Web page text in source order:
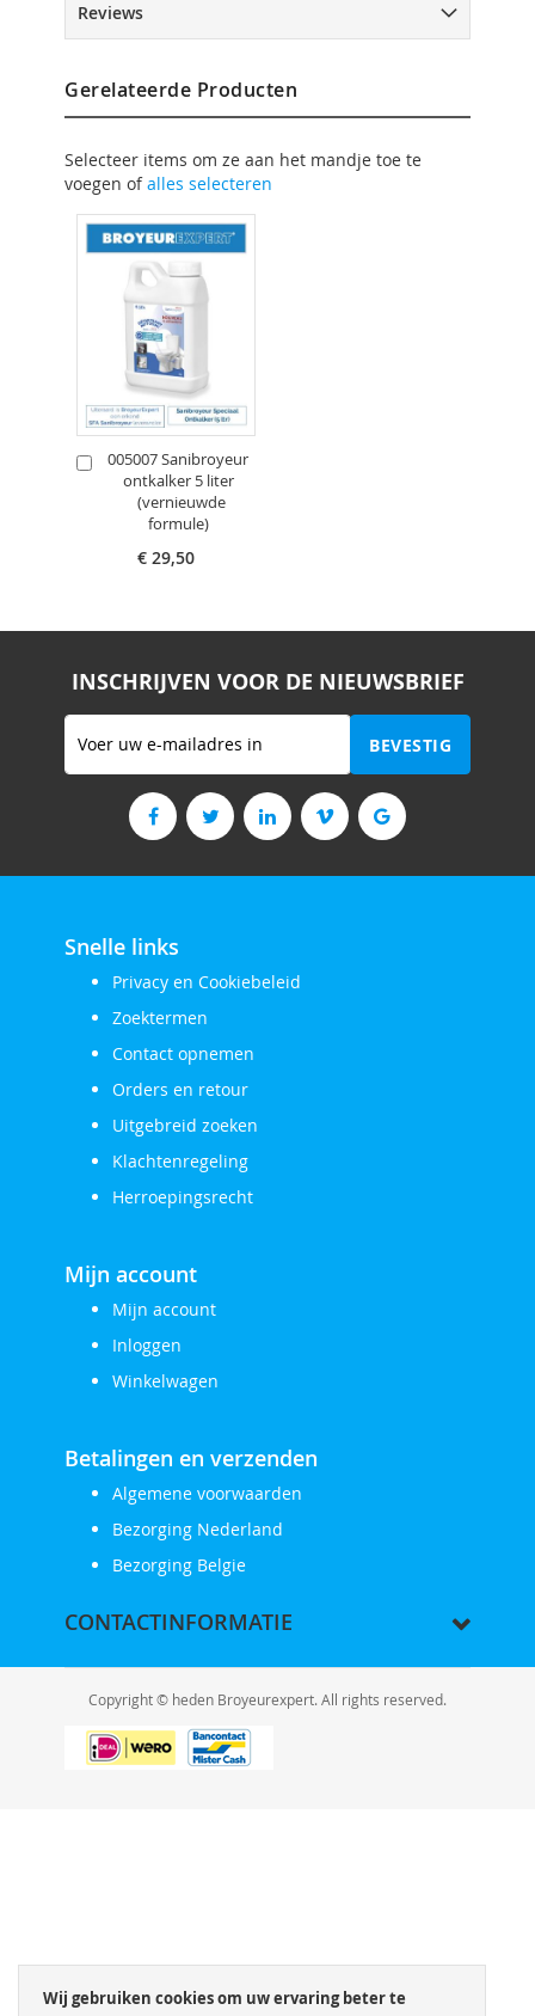
Wij gebruiken cookies om uw ervaring beter te
Reviews
Gerelateerde Producten
Selecteer items om ze aan het mandje toe te
voegen ofalles selecteren
005007 Sanibroyeur
ontkalker 5 liter
(vernieuwde
formule)
€ 29,50
In
Winkelwagen
INSCHRIJVEN VOOR DE NIEUWSBRIEF
Abonneer
op
nieuwsbrief
BEVESTIG
Snelle links
Privacy en Cookiebeleid
Zoektermen
Contact opnemen
Orders en retour
Uitgebreid zoeken
Klachtenregeling
Herroepingsrecht
Mijn account
Mijn account
Inloggen
Winkelwagen
Betalingen en verzenden
Algemene voorwaarden
Bezorging Nederland
Bezorging Belgie
CONTACTINFORMATIE
Copyright © heden Broyeurexpert. All rights reserved.